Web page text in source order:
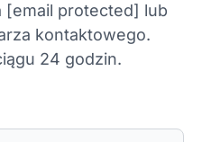
[email protected] lub
kontaktowego.
24 godzin.